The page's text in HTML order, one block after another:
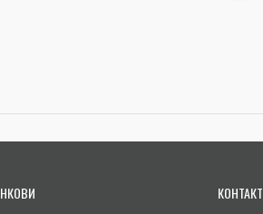
КОНТАКТ